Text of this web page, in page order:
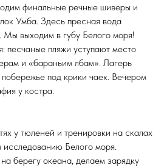
финальные речные шиверы и
Умба. Здесь пресная вода
Мы выходим в губу Белого моря!
песчаные пляжи уступают место
и «бараньим лбам». Лагерь
под крики чаек. Вечером
у костра.
у тюленей и тренировки на скалах
Белого моря.
берегу океана, делаем зарядку